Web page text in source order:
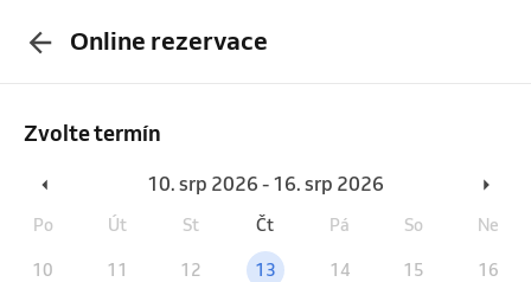
Online rezervace
Zvolte termín
10. srp 2026 - 16. srp 2026
Po Út St Čt Pá So Ne
10 11 12 13 14 15 16